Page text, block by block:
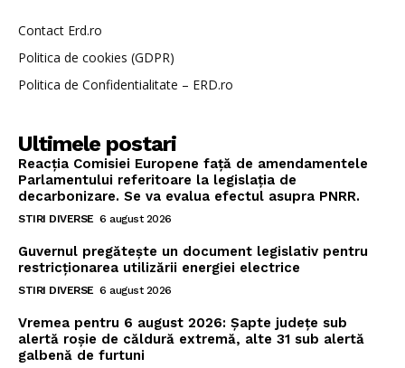
Contact Erd.ro
Politica de cookies (GDPR)
Politica de Confidentialitate – ERD.ro
Ultimele postari
Reacția Comisiei Europene față de amendamentele
Parlamentului referitoare la legislația de
decarbonizare. Se va evalua efectul asupra PNRR.
STIRI DIVERSE 6 august 2026
Guvernul pregătește un document legislativ pentru
restricționarea utilizării energiei electrice
STIRI DIVERSE 6 august 2026
Vremea pentru 6 august 2026: Șapte județe sub
alertă roșie de căldură extremă, alte 31 sub alertă
galbenă de furtuni